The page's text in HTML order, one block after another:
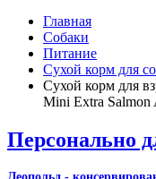
Главная
Собаки
Питание
Сухой корм для
Сухой корм для
Mini Extra Salmon
Персонально